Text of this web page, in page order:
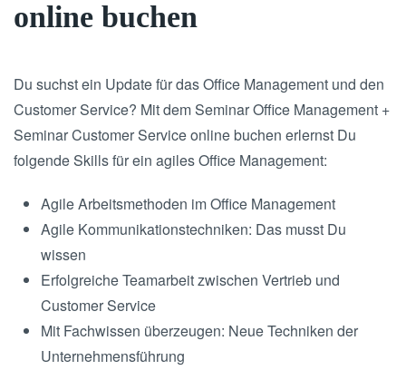
online buchen
Du suchst ein Update für das Office Management und den
Customer Service? Mit dem Seminar Office Management +
Seminar Customer Service online buchen erlernst Du
folgende Skills für ein agiles Office Management:
Agile Arbeitsmethoden im Office Management
Agile Kommunikationstechniken: Das musst Du
wissen
Erfolgreiche Teamarbeit zwischen Vertrieb und
Customer Service
Mit Fachwissen überzeugen: Neue Techniken der
Unternehmensführung